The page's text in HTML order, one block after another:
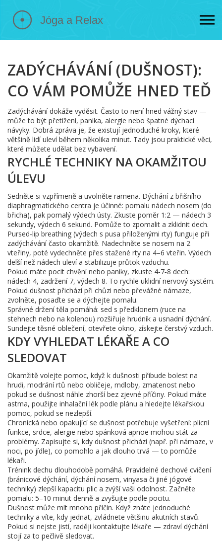
ZADÝCHÁVÁNÍ (DUŠNOST):
CO VÁM POMŮŽE HNED TEĎ
Zadýchávání dokáže vyděsit. Často to není hned vážný stav —
může to být přetížení, panika, alergie nebo špatné dýchací
návyky. Dobrá zpráva je, že existují jednoduché kroky, které
většině lidí uleví během několika minut. Tady jsou praktické věci,
které můžete udělat bez vybavení.
RYCHLÉ TECHNIKY NA OKAMŽITOU
ÚLEVU
Sedněte si vzpřímeně a uvolněte ramena. Dýchání z břišního
diaphragmatického centra je účinné: pomalu nádech nosem (do
břicha), pak pomalý výdech ústy. Zkuste poměr 1:2 — nádech 3
sekundy, výdech 6 sekund. Pomůže to zpomalit a zklidnit dech.
Pursed‑lip breathing (výdech s pusa přiloženými rty) funguje při
zadýchávání často okamžitě. Nadechněte se nosem na 2
vteřiny, poté vydechněte přes stažené rty na 4–6 vteřin. Výdech
delší než nádech uleví a stabilizuje průtok vzduchu.
Pokud máte pocit chvění nebo paniky, zkuste 4‑7‑8 dech:
nádech 4, zadržení 7, výdech 8. To rychle uklidní nervový systém.
Pokud dušnost přichází při chůzi nebo převážné námaze,
zvolněte, posaďte se a dýchejte pomalu.
Správné držení těla pomáhá: sed s předklonem (ruce na
stehnech nebo na kolenou) rozšiřuje hrudník a usnadní dýchání.
Sundejte těsné oblečení, otevřete okno, získejte čerstvý vzduch.
KDY VYHLEDAT LÉKAŘE A CO
SLEDOVAT
Okamžitě volejte pomoc, když k dušnosti přibude bolest na
hrudi, modrání rtů nebo obličeje, mdloby, zmatenost nebo
pokud se dušnost náhle zhorší bez zjevné příčiny. Pokud máte
astma, použijte inhalační lék podle plánu a hledejte lékařskou
pomoc, pokud se nezlepší.
Chronická nebo opakující se dušnost potřebuje vyšetření: plicní
funkce, srdce, alergie nebo spánková apnoe mohou stát za
problémy. Zapisujte si, kdy dušnost přichází (např. při námaze, v
noci, po jídle), co pomohlo a jak dlouho trvá — to pomůže
lékaři.
Trénink dechu dlouhodobě pomáhá. Pravidelné dechové cvičení
(bránicové dýchání, dýchání nosem, vinyasa či jiné jógové
techniky) zlepší kapacitu plic a zvýší vaši odolnost. Začněte
pomalu: 5–10 minut denně a zvyšujte podle pocitu.
Dušnost může mít mnoho příčin. Když znáte jednoduché
techniky a víte, kdy jednat, zvládnete většinu akutních stavů.
Pokud si nejste jistí, raději kontaktujte lékaře — zdraví dýchání
stojí za to pečlivě sledovat.